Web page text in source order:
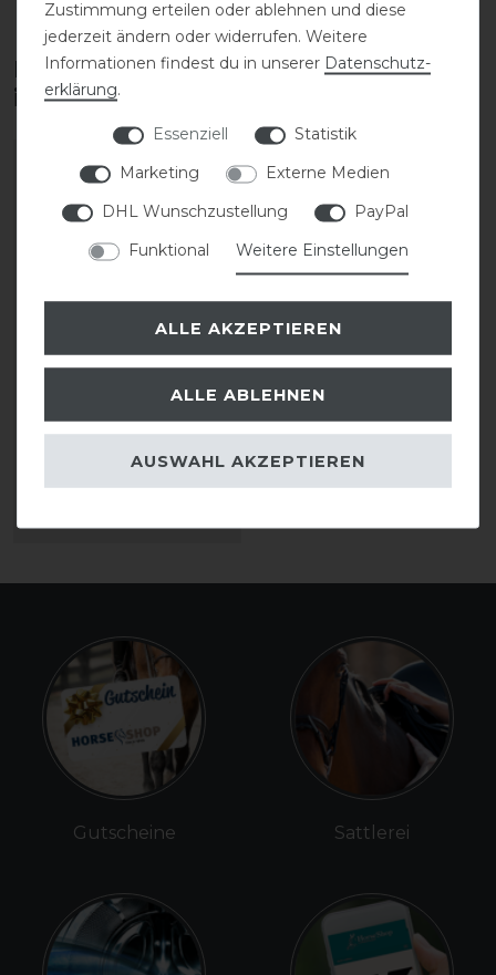
Diese Produkte könnten dich auch
interessieren
Gutscheine Sattlerei
Zustimmung erteilen oder ablehnen und diese
jederzeit ändern oder widerrufen. Weitere
Informationen findest du in unserer Daten­schutz­
erklärung.
Essenziell
Statistik
Marketing
Externe Medien
DHL Wunschzustellung
PayPal
Funktional
Weitere Einstellungen
ALLE AKZEPTIEREN
ALLE ABLEHNEN
AUSWAHL AKZEPTIEREN